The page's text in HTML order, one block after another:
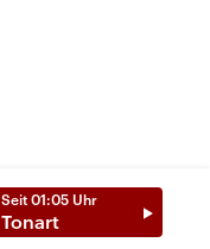
Seit 01:05 Uhr
Tonart